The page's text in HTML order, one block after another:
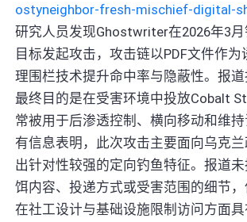
ostyneighbor-fresh-mischief-digital-
研究人员发现Ghostwriter在2026年3
目标发起攻击，攻击链以PDF文件作
理围栏技术提升命中率与隐蔽性。报
最终目的是在受害环境中投放Cobalt
常被用于后渗透控制、横向移动和维
有信息表明，此次攻击主要面向乌克
出针对性较强的定向钓鱼特征。报道
饵内容、投递方式或受害范围的细节
在社工设计与基础设施限制访问方面